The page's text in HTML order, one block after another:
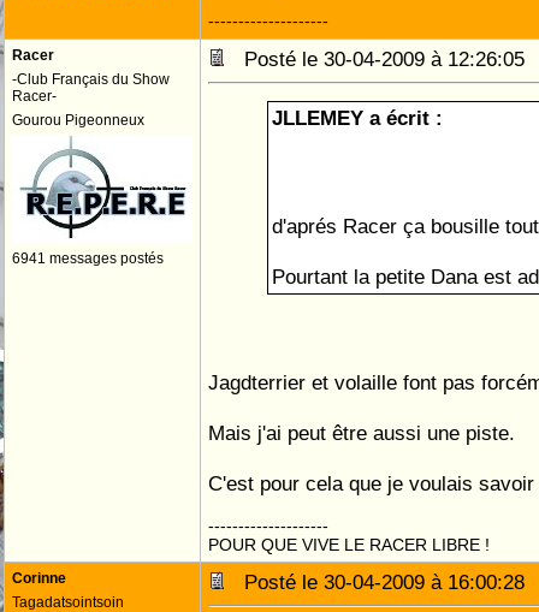
--------------------
Racer
-Club Français du Show
Racer-
Gourou Pigeonneux
6941 messages postés
Posté le 30-04-2009 à
JLLEMEY a écrit :
d'aprés Racer ça bousille
Pourtant la petite Dana est
Jagdterrier et volaille font pas
Mais j'ai peut être aussi une piste.
C'est pour cela que je voulais
--------------------
POUR QUE VIVE LE RACER LIBRE !
Corinne
Tagadatsointsoin
Posté le 30-04-2009 à